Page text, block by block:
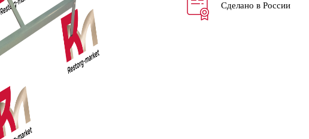
Сделано в России